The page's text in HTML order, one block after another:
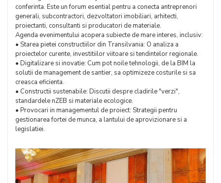
conferinta. Este un forum esential pentru a conecta antreprenori
generali, subcontractori, dezvoltatori imobiliari, arhitecti,
proiectanti, consultanti si producatori de materiale.
Agenda evenimentului acopera subiecte de mare interes, inclusiv:
• Starea pietei constructiilor din Transilvania: O analiza a
proiectelor curente, investitiilor viitoare si tendintelor regionale.
• Digitalizare si inovatie: Cum pot noile tehnologii, de la BIM la
solutii de management de santier, sa optimizeze costurile si sa
creasca eficienta.
• Constructii sustenabile: Discutii despre cladirile "verzi",
standardele nZEB si materiale ecologice.
• Provocari in managementul de proiect: Strategii pentru
gestionarea fortei de munca, a lantului de aprovizionare si a
legislatiei.